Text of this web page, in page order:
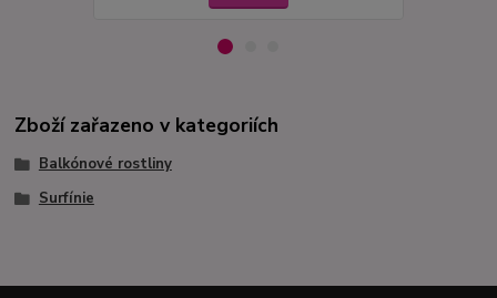
Zboží zařazeno v kategoriích
Balkónové rostliny
Surfínie